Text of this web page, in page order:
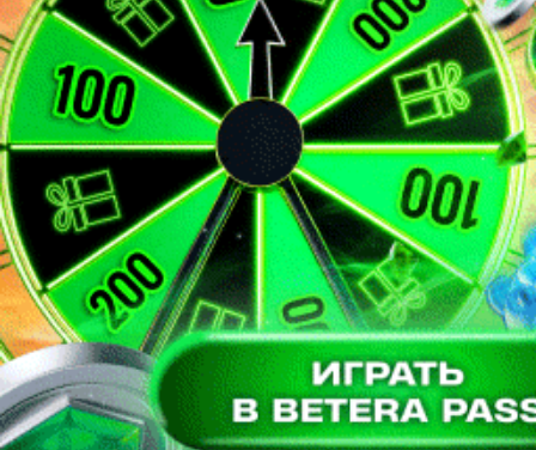
Неман
15
21
Арсенал
16 21
Барановичи
16
Славия
15 15
Днепр-Могилев
16 12
Белшина